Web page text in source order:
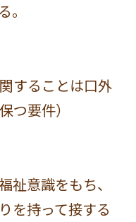
することは口外
つ要件）
祉意識をもち、
を持って接する